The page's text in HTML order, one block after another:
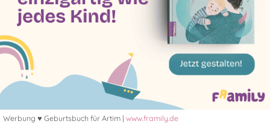
Werbung ♥ Geburtsbuch für Artim | www.framily.de